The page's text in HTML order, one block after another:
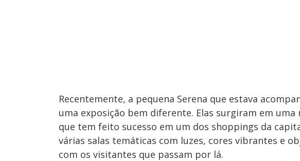
Recentemente, a pequena Serena que estava
uma exposição bem diferente. Elas surgiram em
que tem feito sucesso em um dos shoppings da
várias salas temáticas com luzes, cores vibrantes e
com os visitantes que passam por lá.